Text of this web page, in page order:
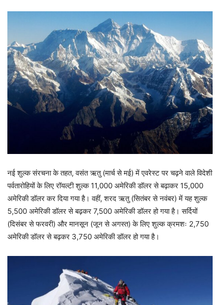
नई शुल्क संरचना के तहत, वसंत ऋतु (मार्च से मई) में एवरेस्ट पर चढ़ने वाले विदेशी
पर्वतारोहियों के लिए रॉयल्टी शुल्क 11,000 अमेरिकी डॉलर से बढ़ाकर 15,000
अमेरिकी डॉलर कर दिया गया है। वहीं, शरद ऋतु (सितंबर से नवंबर) में यह शुल्क
5,500 अमेरिकी डॉलर से बढ़कर 7,500 अमेरिकी डॉलर हो गया है। सर्दियों
(दिसंबर से फरवरी) और मानसून (जून से अगस्त) के लिए शुल्क क्रमशः 2,750
अमेरिकी डॉलर से बढ़कर 3,750 अमेरिकी डॉलर हो गया है।